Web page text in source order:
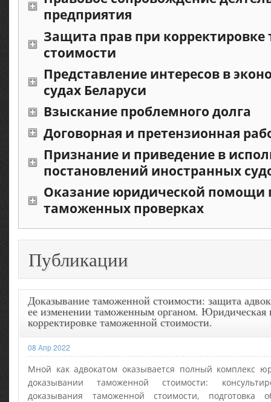
предприятия
Защита прав при
стоимости
Представление интересов в
судах Беларуси
Взыскание проблемного долга
Договорная и претензионная
Признание и приведение в
постановлений иностранных
Оказание юридической помощи
таможенных проверках
Публикации
Доказывание таможенной стоимости: защита
ее изменении таможенным органом.
корректировке таможенной стоимости.
08 Апр 2022
Мной как адвокатом оказывается полный комплекс
доказывании таможенной стоимости:
доказывания таможенной стоимости,